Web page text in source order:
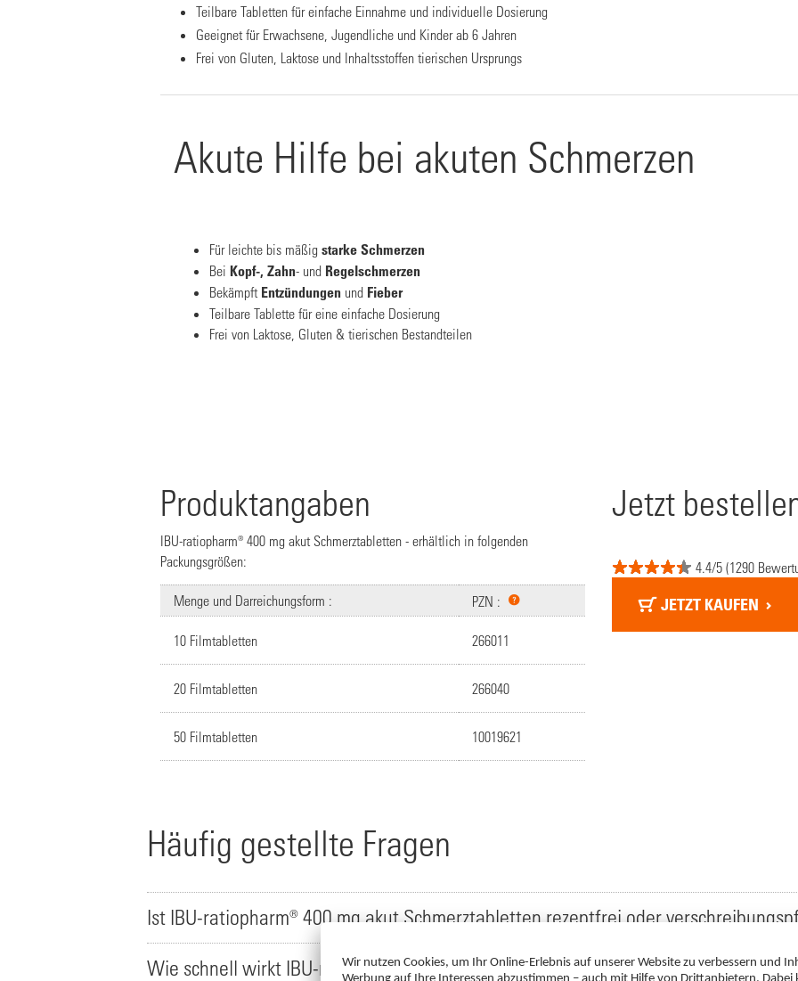
Teilbare Tabletten für einfache Einnahme und individuelle Dosierung
Geeignet für Erwachsene, Jugendliche und Kinder ab 6 Jahren
Frei von Gluten, Laktose und Inhaltsstoffen tierischen Ursprungs
Akute Hilfe bei akuten Schmerzen
Für leichte bis mäßig starke Schmerzen
Bei Kopf-, Zahn- und Regelschmerzen
Bekämpft Entzündungen und Fieber
Teilbare Tablette für eine einfache Dosierung
Frei von Laktose, Gluten & tierischen Bestandteilen
Produktangaben
IBU-ratiopharm® 400 mg akut Schmerztabletten - erhältlich in folgenden
Packungsgrößen:
Menge und Darreichungsform : PZN :
10 Filmtabletten 266011
20 Filmtabletten 266040
50 Filmtabletten 10019621
Jetzt
4.4/5 (1290
JETZT KAUFEN
Häufig gestellte Fragen
Ist IBU-ratiopharm® 400 mg akut Schmerztabletten rezeptfrei oder
Wie schnell wirkt IBU-ratiopharm® 400 mg akut Schmerztabletten?